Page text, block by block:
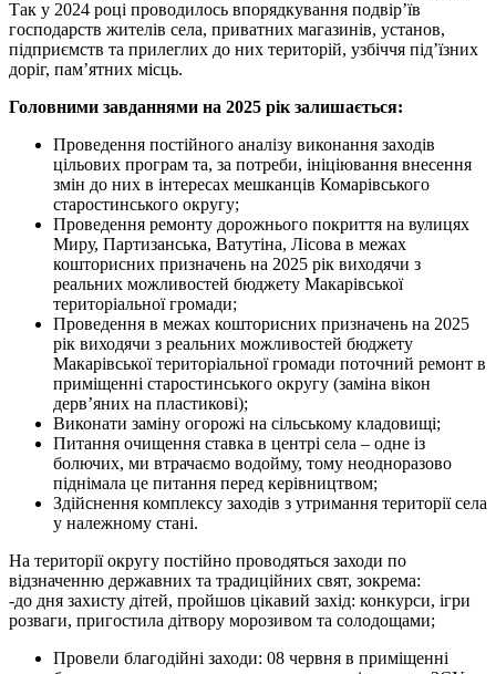
Так у 2024 році проводилось впорядкування подвір’їв
господарств жителів села, приватних магазинів, установ,
підприємств та прилеглих до них територій, узбіччя під’їзних
доріг, пам’ятних місць.
Головними завданнями на 2025 рік залишається:
Проведення постійного аналізу виконання заходів
цільових програм та, за потреби, ініціювання внесення
змін до них в інтересах мешканців Комарівського
старостинського округу;
Проведення ремонту дорожнього покриття на вулицях
Миру, Партизанська, Ватутіна, Лісова в межах
кошторисних призначень на 2025 рік виходячи з
реальних можливостей бюджету Макарівської
територіальної громади;
Проведення в межах кошторисних призначень на 2025
рік виходячи з реальних можливостей бюджету
Макарівської територіальної громади поточний ремонт в
приміщенні старостинського округу (заміна вікон
дерв’яних на пластикові);
Виконати заміну огорожі на сільському кладовищі;
Питання очищення ставка в центрі села – одне із
болючих, ми втрачаємо водойму, тому неодноразово
піднімала це питання перед керівництвом;
Здійснення комплексу заходів з утримання території села
у належному стані.
На території округу постійно проводяться заходи по
відзначенню державних та традиційних свят, зокрема:
-до дня захисту дітей, пройшов цікавий захід: конкурси, ігри
розваги, пригостила дітвору морозивом та солодощами;
Провели благодійні заходи: 08 червня в приміщенні